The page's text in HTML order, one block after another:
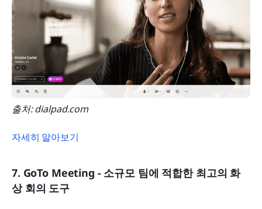
출처: dialpad.com
자세히 알아보기
7. GoTo Meeting - 소규모 팀에 적합한 최고의 화
상 회의 도구